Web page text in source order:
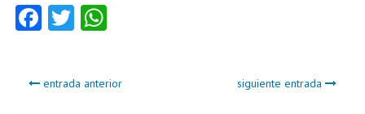
Fa
o
T
er A
entrada anterior siguiente entrada